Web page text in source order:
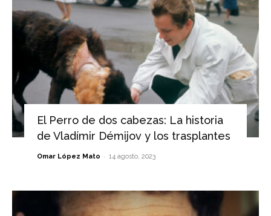
El Perro de dos cabezas: La historia
de Vladímir Démijov y los trasplantes
Omar López Mato - 14 agosto, 2023